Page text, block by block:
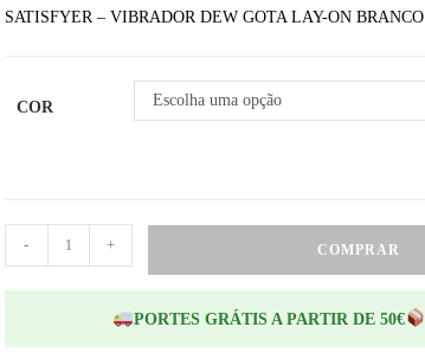
SATISFYER – VIBRADOR DEW GOTA LAY-ON BRANCO
COR Escolha uma opção
- + COMPRAR
PORTES GRÁTIS A PARTIR DE 50€